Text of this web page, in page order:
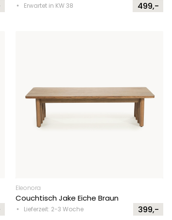
Erwartet in KW 38 499,-
Eleonora
Couchtisch Jake Eiche Braun
Lieferzeit: 2-3 Woche 399,-